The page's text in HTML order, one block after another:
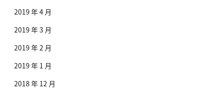
2019 年 4 月
2019 年 3 月
2019 年 2 月
2019 年 1 月
2018 年 12 月